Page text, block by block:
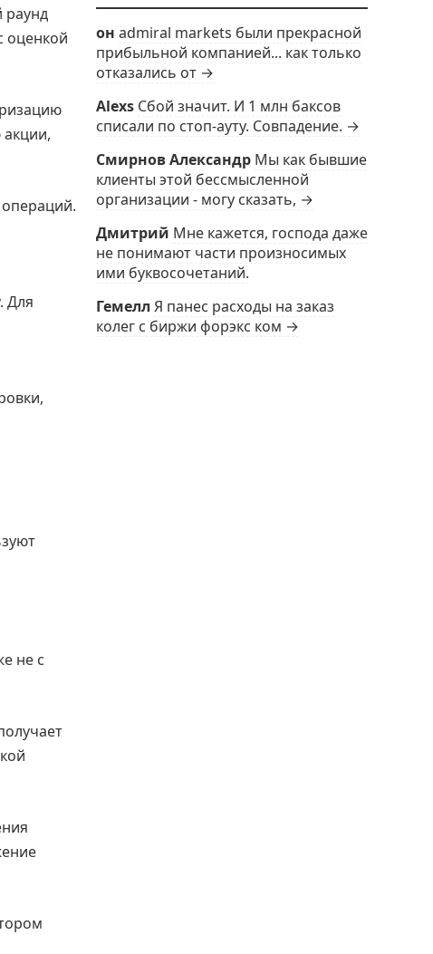
раунд
оценкой
Для
не с
он admiral markets были прекрасной
прибыльной компанией... как только
отказались от →
Alexs Сбой значит. И 1 млн баксов
списали по стоп-ауту. Совпадение. →
Смирнов Александр Мы как бывшие
клиенты этой бессмысленной
организации - могу сказать, →
Дмитрий Мне кажется, господа даже
не понимают части произносимых
ими буквосочетаний.
Гемелл Я панес расходы на заказ
колег с биржи форэкс ком →